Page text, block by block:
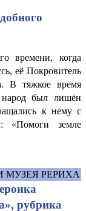
времени, когда
её Покровитель
В тяжкое время
народ был лишён
к нему с
«Помоги земле
МУЗЕЯ РЕРИХА
рубрика